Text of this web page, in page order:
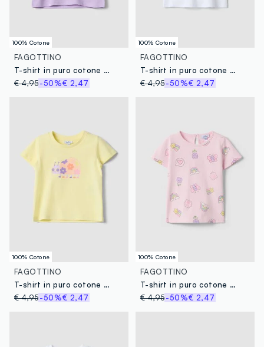
100% Cotone
FAGOTTINO
T-shirt in puro cotone viola da bimba regular fit con stampa floreale
€ 4,95-50%€ 2,47
100% Cotone
FAGOTTINO
T-shirt in puro cotone bianca da bimba regular fit con stampa
€ 4,95-50%€ 2,47
100% Cotone
FAGOTTINO
T-shirt in puro cotone gialla da bimba regular fit con stampa
€ 4,95-50%€ 2,47
100% Cotone
FAGOTTINO
T-shirt in puro cotone rosa da bimba regular fit con disegni
€ 4,95-50%€ 2,47